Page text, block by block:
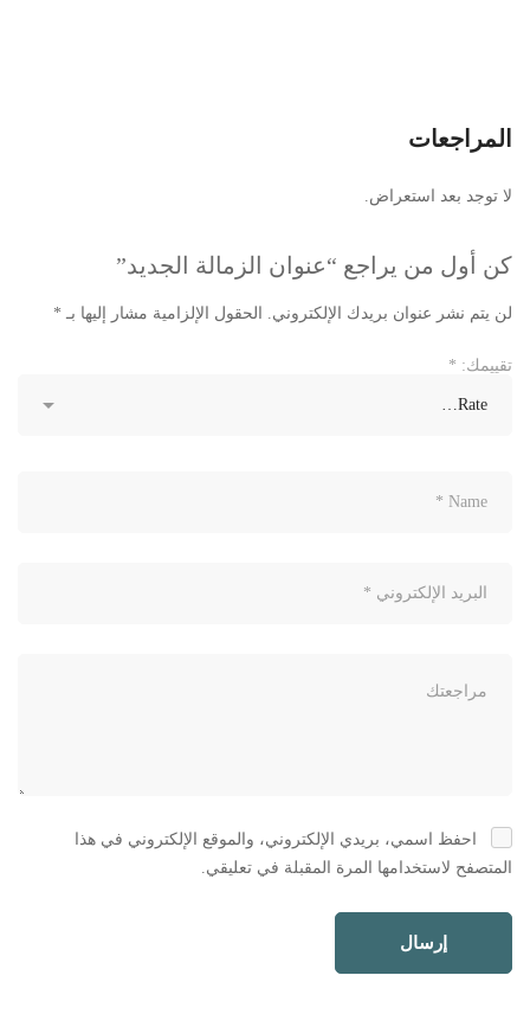
المراجعات
لا توجد بعد استعراض.
كن أول من يراجع “عنوان الزمالة الجديد”
لن يتم نشر عنوان بريدك الإلكتروني. الحقول الإلزامية مشار إليها بـ *
تقييمك: *
احفظ اسمي، بريدي الإلكتروني، والموقع الإلكتروني في هذا
المتصفح لاستخدامها المرة المقبلة في تعليقي.